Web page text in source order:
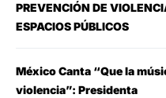
PREVENCIÓN DE
ESPACIOS PÚBLICOS
México Canta “Que la
violencia”: Presidenta